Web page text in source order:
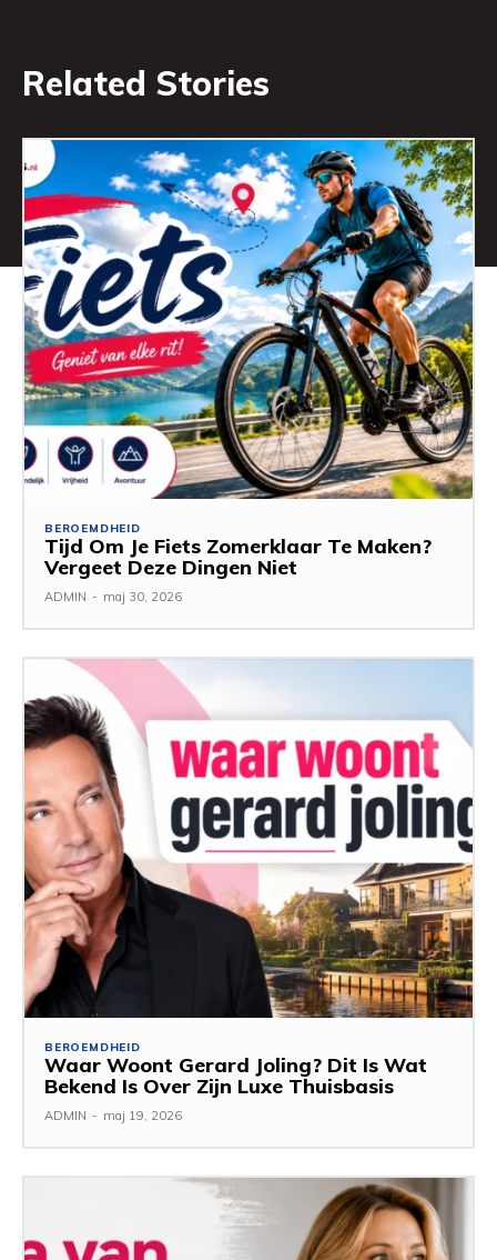
Related Stories
BEROEMDHEID
Tijd Om Je Fiets Zomerklaar Te Maken?
Vergeet Deze Dingen Niet
ADMIN - maj 30, 2026
BEROEMDHEID
Waar Woont Gerard Joling? Dit Is Wat
Bekend Is Over Zijn Luxe Thuisbasis
ADMIN - maj 19, 2026